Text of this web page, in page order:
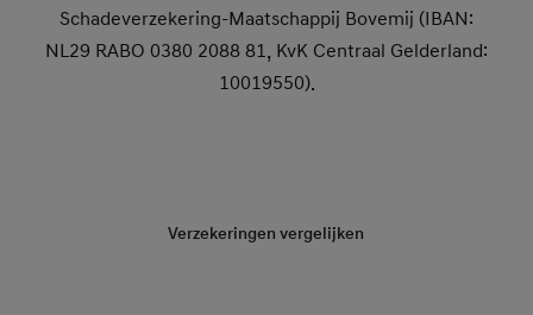
Schadeverzekering-Maatschappij Bovemij (IBAN:
NL29 RABO 0380 2088 81, KvK Centraal Gelderland:
10019550).
Verzekeringen vergelijken